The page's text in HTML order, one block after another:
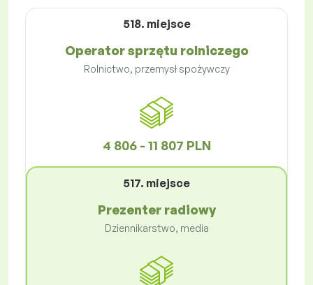
518. miejsce
Operator sprzętu rolniczego
Rolnictwo, przemysł spożywczy
4 806 - 11 807 PLN
517. miejsce
Prezenter radiowy
Dziennikarstwo, media